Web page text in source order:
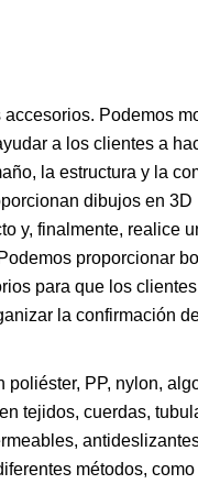
Podemos
a los clientes a
la estructura y la
dibujos en 3D
y, finalmente, realice
proporcionar
para que los
la confirmación
PP, nylon,
tejidos, cuerdas,
métodos,